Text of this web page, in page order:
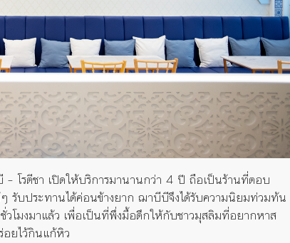
โรตีชา เปิดให้บริการมานานกว่า 4 ปี ถือเป็นร้านที่ตอบ
รับประทานได้ค่อนข้างยาก ฌาบีบีจึงได้รับความนิยมท่วมท้น
วโมงมาแล้ว เพื่อเป็นที่พึ่งมื้อดึกให้กับชาวมุสลิมที่อยากหาส
ยไว้กินแก้หิว